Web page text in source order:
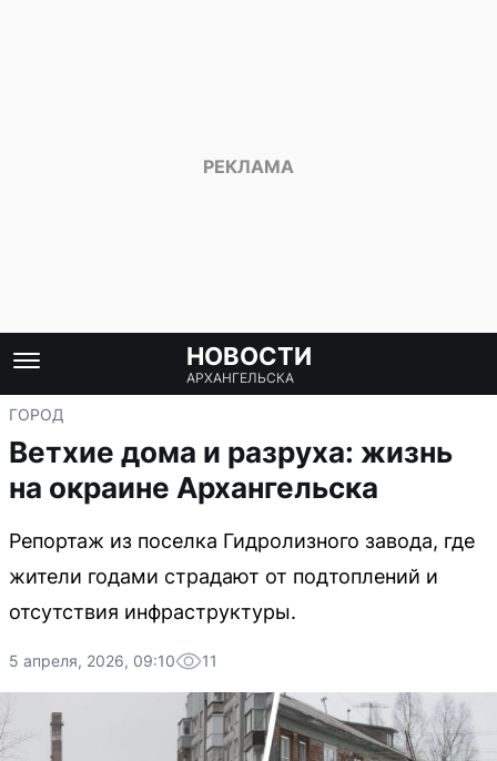
НОВОСТИ
АРХАНГЕЛЬСКА
ГОРОД
Ветхие дома и разруха: жизнь
на окраине Архангельска
Репортаж из поселка Гидролизного завода, где
жители годами страдают от подтоплений и
отсутствия инфраструктуры.
5 апреля, 2026, 09:10 11